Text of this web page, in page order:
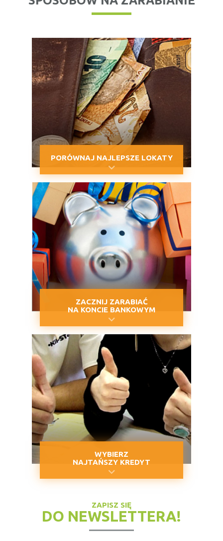
PORÓWNAJ NAJLEPSZE LOKATY
ZACZNIJ ZARABIAĆ
NA KONCIE BANKOWYM
WYBIERZ
NAJTAŃSZY KREDYT
ZAPISZ SIĘ
DO NEWSLETTERA!